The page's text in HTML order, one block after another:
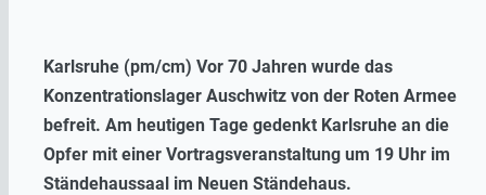
Karlsruhe (pm/cm) Vor 70 Jahren wurde das
Konzentrationslager Auschwitz von der Roten Armee
befreit. Am heutigen Tage gedenkt Karlsruhe an die
Opfer mit einer Vortragsveranstaltung um 19 Uhr im
Ständehaussaal im Neuen Ständehaus.